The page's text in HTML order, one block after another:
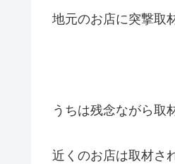
地元のお店に突撃取
うちは残念ながら取
近くのお店は取材さ